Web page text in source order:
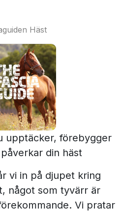
Häst
upptäcker, förebygger
din häst
vi in på djupet kring
något som tyvärr är
Vi pratar